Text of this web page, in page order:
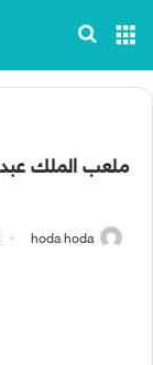
القائمة
ملعب الملك عبد
hoda hoda